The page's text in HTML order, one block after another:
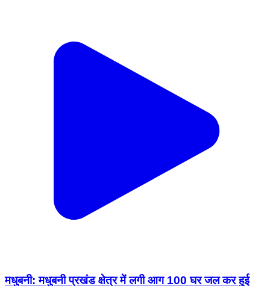
मधुबनी: मधुबनी प्रखंड क्षेत्र में लगी आग 100 घर जल कर हुई